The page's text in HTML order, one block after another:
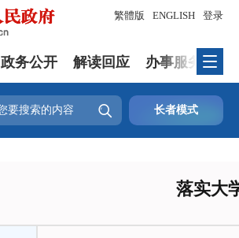
登录
繁體版 ENGLISH
政务公开 解读回应 办事服务
 长者模式
落实大